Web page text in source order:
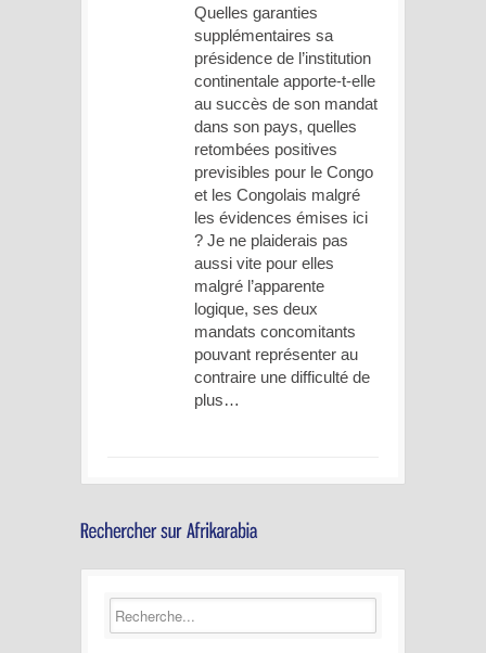
Quelles garanties
supplémentaires sa
présidence de l’institution
continentale apporte-t-elle
au succès de son mandat
dans son pays, quelles
retombées positives
previsibles pour le Congo
et les Congolais malgré
les évidences émises ici
? Je ne plaiderais pas
aussi vite pour elles
malgré l’apparente
logique, ses deux
mandats concomitants
pouvant représenter au
contraire une difficulté de
plus…